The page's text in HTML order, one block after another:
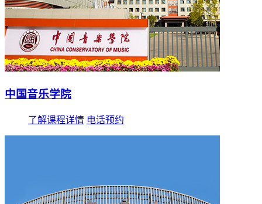
中国音乐学院
了解课程详情 电话预约